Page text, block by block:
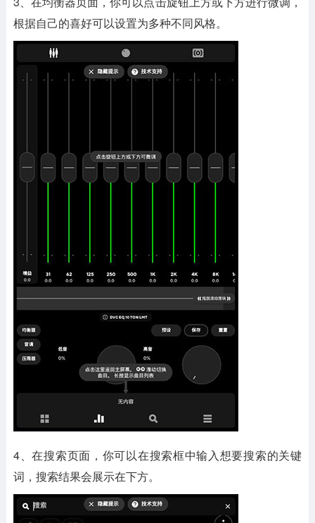
根据自己的喜好可以设置为多种不同风格。
4、在搜索页面，你可以在搜索框中输入想要搜索的关键
词，搜索结果会展示在下方。